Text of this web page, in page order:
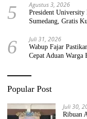
5 Agustus 3, 2026
President University
Sumedang, Gratis
6 Juli 31, 2026
Wabup Fajar
Cepat Aduan Warga
Popular Post
Juli 30,
Ribuan